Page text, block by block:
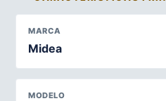
MARCA
Midea
MODELO